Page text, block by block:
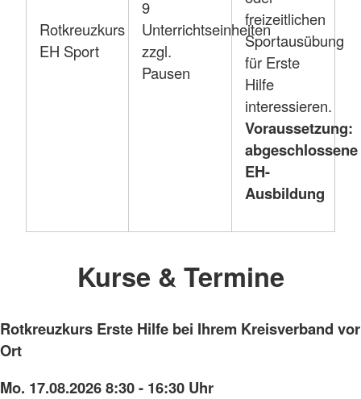
Rotkreuzkurs
EH Sport
9
Unterrichtseinheiten
zzgl.
Pausen
freizeitlichen
Sportausübung
für Erste
Hilfe
interessieren.
Voraussetzung:
abgeschlossene
EH-
Ausbildung
Kurse & Termine
Rotkreuzkurs Erste Hilfe bei Ihrem Kreisverband vor
Ort
Mo. 17.08.2026 8:30 - 16:30 Uhr